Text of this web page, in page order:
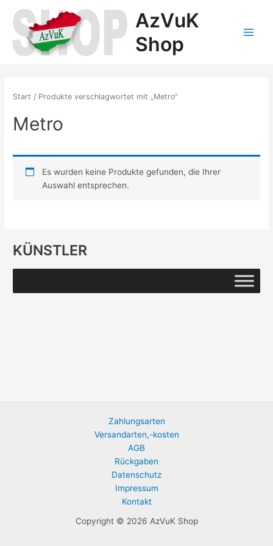
Inhalt
springen
AzVuK
Shop
Start / Produkte verschlagwortet mit „Metro“
Metro
Es wurden keine Produkte gefunden, die Ihrer
Auswahl entsprechen.
KÜNSTLER
Zahlungsarten
Versandarten,-kosten
AGB
Rückgaben
Datenschutz
Impressum
Kontakt
Copyright © 2026 AzVuK Shop